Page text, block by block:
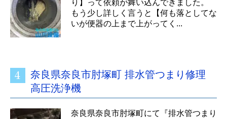
り】って依頼が舞い込んできました。
もう少し詳しく言うと【何も落としてな
いが便器の上まで上がってく...
奈良県奈良市肘塚町 排水管つまり修理
高圧洗浄機
奈良県奈良市肘塚町にて『排水管つまり